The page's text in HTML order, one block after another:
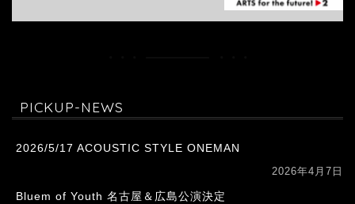
PICKUP-NEWS
2026/5/17 ACOUSTIC STYLE ONEMAN
2026年4月7日
Bluem of Youth 名古屋＆広島公演決定